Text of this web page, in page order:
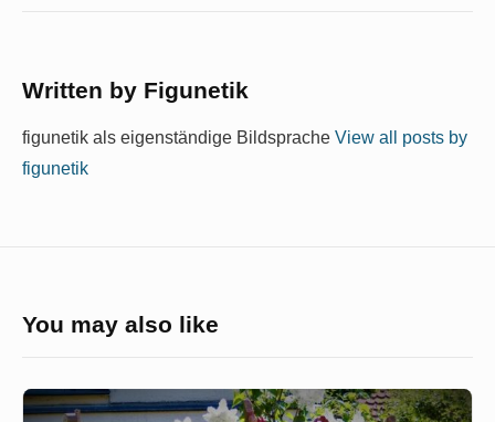
Written by Figunetik
figunetik als eigenständige Bildsprache View all posts by
figunetik
You may also like
Das